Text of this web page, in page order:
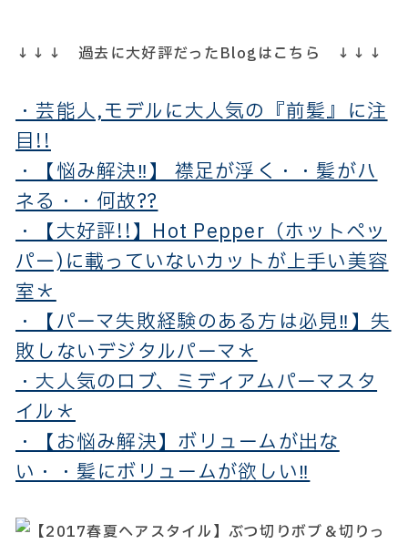
↓↓↓ 過去に大好評だったBlogはこちら ↓↓↓
・芸能人,モデルに大人気の『前髪』に注
目!!
・【悩み解決‼】 襟足が浮く・・髪がハ
ネる・・何故??
・【大好評!!】Hot Pepper（ホットペッ
パー)に載っていないカットが上手い美容
室＊
・【パーマ失敗経験のある方は必見‼】失
敗しないデジタルパーマ＊
・大人気のロブ、ミディアムパーマスタ
イル＊
・【お悩み解決】ボリュームが出な
い・・髪にボリュームが欲しい‼